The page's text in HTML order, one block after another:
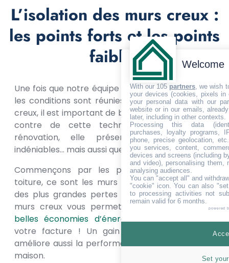
L’isolation des murs creux :
les points forts et les points
faibles
Une fois que notre équipe a confirmé que toutes
les conditions sont réunies pour isoler vos murs
creux, il est important de bien peser le pour et le
contre de cette technique. Comme toute
rénovation, elle présente des avantages
indéniables… mais aussi quelques limites.
Commençons par les points forts. Après la
toiture, ce sont les murs qui sont responsables
des plus grandes pertes de chaleur. Isoler ces
murs creux vous permet donc de réaliser de
belles économies d’énergie
votre facture ! Un gain non négligeable, qui
améliore aussi la performance globale de votre
maison.
Welcome
With our 105 partners , we wish
your devices (cookies, pixels
your personal data with our
website or in our emails,
later, including in other contexts.
Processing this data
purchases, loyalty programs,
phone, precise geolocation,
you services, content,
devices and screens (including
and video), personalising them,
analysing audiences.
You can "accept all" and
"cookie" icon. You can also
to processing activities not
remain valid for 6 months.
powered
Set